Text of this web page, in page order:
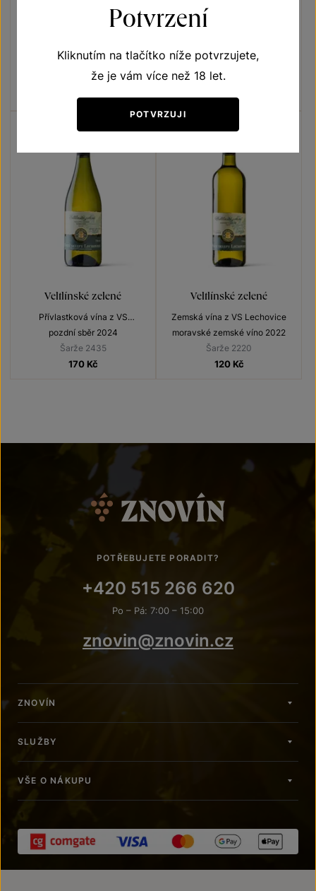
Veltlínské zelené
Přívlastková vína z VS
Lechovice
Šarže 2497
190Kč
Veltlínské zelené
Přívlastková vína z VS
Lechovice
VOC Znojmo 2022
Šarže 2294
190Kč
Veltlínské zelené
Přívlastková vína z VS
Lechovice
pozdní sběr 2024
Šarže 2435
170 Kč
Veltlínské zelené
Zemská vína z VS Lechovice
moravské zemské víno 2022
Šarže 2220
120 Kč
POTŘEBUJETE PORADIT?
+420 515 266 620
Po – Pá: 7:00 – 15:00
znovin@znovin.cz
ZNOVÍN
SLUŽBY
VŠE O NÁKUPU
Potvrzení
Kliknutím na tlačítko níže potvrzujete,
že je vám více než 18 let.
POTVRZUJI